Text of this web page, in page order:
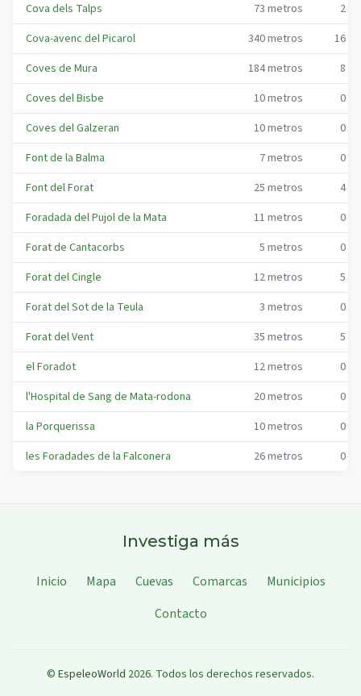
Cova dels Talps
73 metros 2
Cova-avenc del Picarol
340metros 16
Coves de Mura
184metros 8
Coves del Bisbe
10metros 0
Coves del Galzeran
10metros 0
Font de la Balma
7metros 0
Font del Forat
25 metros 4
Foradada del Pujol de la Mata
11 metros 0
Forat de Cantacorbs
5 metros 0
Forat del Cingle
12metros 5
Forat del Sot de la Teula
3 metros 0
Forat del Vent
35 metros 5
el Foradot
12metros 0
l'Hospital de Sang de Mata-rodona
20metros 0
la Porquerissa
10metros 0
les Foradades de la Falconera
26metros 0
Investiga más
Inicio Mapa Cuevas Comarcas
Municipios
Contacto
© EspeleoWorld 2026. Todos los derechos reservados.